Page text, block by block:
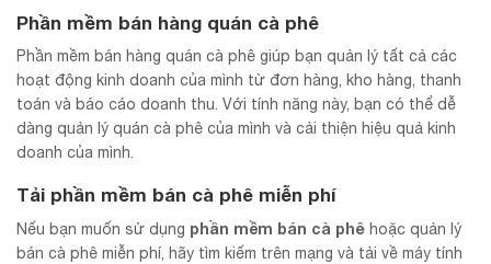
Phần mềm bán hàng quán cà phê
Phần mềm bán hàng quán cà phê giúp bạn quản lý tất cả các
hoạt động kinh doanh của mình từ đơn hàng, kho hàng, thanh
toán và báo cáo doanh thu. Với tính năng này, bạn có thể dễ
dàng quản lý quán cà phê của mình và cải thiện hiệu quả kinh
doanh của mình.
Tải phần mềm bán cà phê miễn phí
Nếu bạn muốn sử dụng phần mềm bán cà phê hoặc quản lý
bán cà phê miễn phí, hãy tìm kiếm trên mạng và tải về máy tính